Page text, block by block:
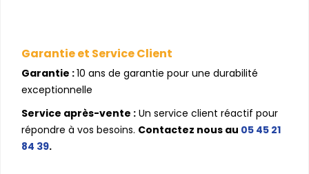
Garantie et Service Client
Garantie :10 ans de garantie pour une durabilité
exceptionnelle
Service après-vente : Un service client réactif pour
répondre à vos besoins. Contactez nous au 05 45 21
84 39.